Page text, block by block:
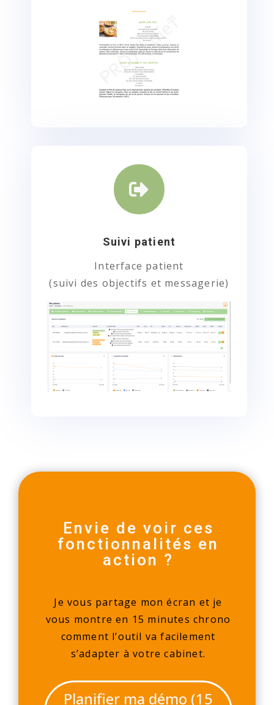

Suivi patient
Interface patient
(suivi des objectifs et messagerie)
Envie de voir ces
fonctionnalités en
action ?
Je vous partage mon écran et je
vous montre en 15 minutes chrono
comment l’outil va facilement
s’adapter à votre cabinet.
Planifier ma démo (15